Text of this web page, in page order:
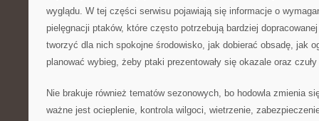
wyglądu. W tej części serwisu pojawiają się informacje o
pielęgnacji ptaków, które często potrzebują bardziej
tworzyć dla nich spokojne środowisko, jak dobierać obsadę, jak
planować wybieg, żeby ptaki prezentowały się okazale oraz
Nie brakuje również tematów sezonowych, bo hodowla zmienia
ważne jest ocieplenie, kontrola wilgoci, wietrzenie,